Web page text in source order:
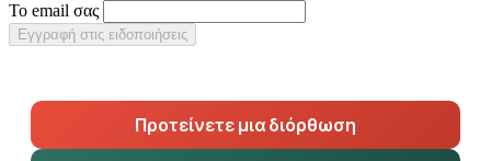
Το email σας
Εγγραφή στις ειδοποιήσεις
Προτείνετε μια διόρθωση